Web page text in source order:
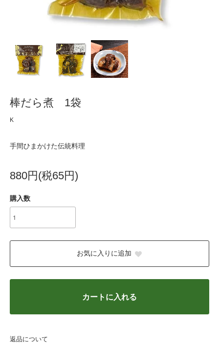
棒だら煮 1袋
K
手間ひまかけた伝統料理
880円(税65円)
購入数
お気に入りに追加
カートに入れる
返品について